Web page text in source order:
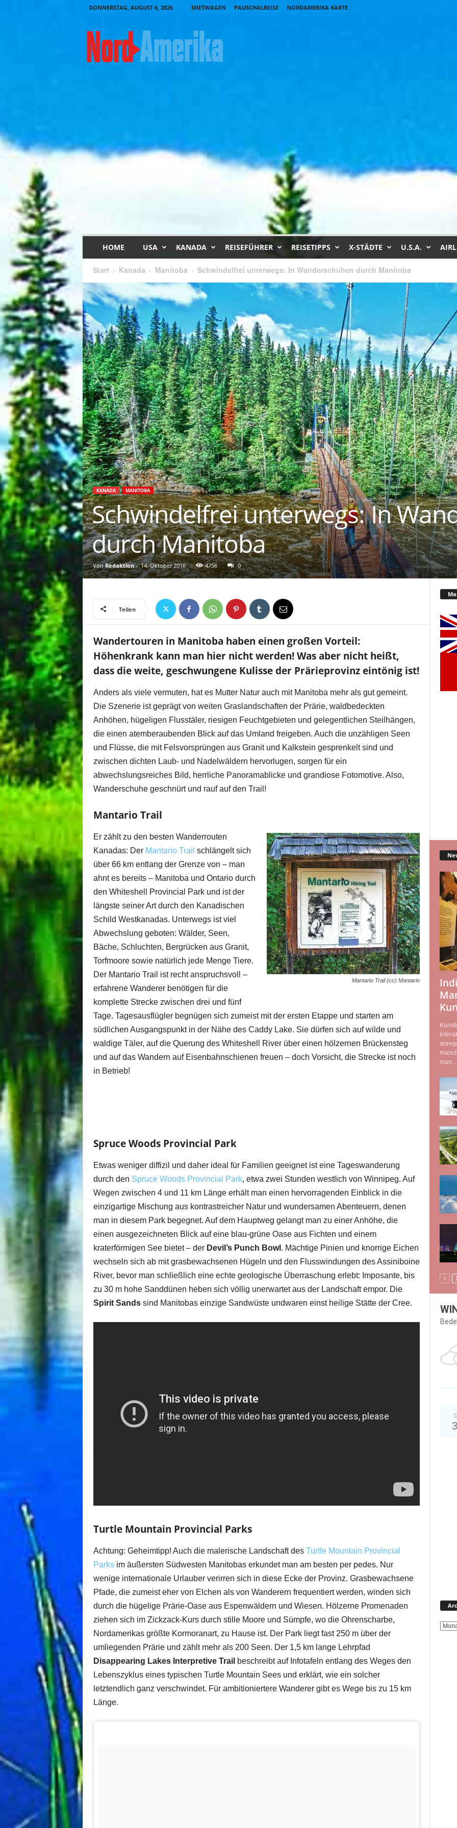
DONNERSTAG, AUGUST 6, 2026 MIETWAGEN PAUSCHALREISE NORDAMERIKA KARTE
HOME USA KANADA REISEFÜHRER REISETIPPS X-STÄDTE U.S.A.
Start Kanada Manitoba Schwindelfrei unterwegs: In Wanderschuhen durch Manitoba
KANADA MANITOBA
Schwindelfrei unterwegs: In
durch Manitoba
Von Redaktion- 14. Oktober 2016 4756 0
Teilen
Wandertouren in Manitoba haben einen großen Vorteil:
Höhenkrank kann man hier nicht werden! Was aber nicht heißt,
dass die weite, geschwungene Kulisse der Prärieprovinz eintönig ist!
Anders als viele vermuten, hat es Mutter Natur auch mit Manitoba mehr als gut gemeint.
Die Szenerie ist geprägt von weiten Graslandschaften der Prärie, waldbedeckten
Anhöhen, hügeligen Flusstäler, riesigen Feuchtgebieten und gelegentlichen Steilhängen,
die einen atemberaubenden Blick auf das Umland freigeben. Auch die unzähligen Seen
und Flüsse, die mit Felsvorsprüngen aus Granit und Kalkstein gesprenkelt sind und
zwischen dichten Laub- und Nadelwäldern hervorlugen, sorgen für ein
abwechslungsreiches Bild, herrliche Panoramablicke und grandiose Fotomotive. Also,
Wanderschuhe geschnürt und rauf auf den Trail!
Mantario Trail
Mantario Trail (cc) Mantario
Er zählt zu den besten Wanderrouten
Kanadas: Der Mantario Trail schlängelt sich
über 66 km entlang der Grenze von – man
ahnt es bereits – Manitoba und Ontario durch
den Whiteshell Provincial Park und ist der
längste seiner Art durch den Kanadischen
Schild Westkanadas. Unterwegs ist viel
Abwechslung geboten: Wälder, Seen,
Bäche, Schluchten, Bergrücken aus Granit,
Torfmoore sowie natürlich jede Menge Tiere.
Der Mantario Trail ist recht anspruchsvoll –
erfahrene Wanderer benötigen für die
komplette Strecke zwischen drei und fünf
Tage. Tagesausflügler begnügen sich zumeist mit der ersten Etappe und starten am
südlichen Ausgangspunkt in der Nähe des Caddy Lake. Sie dürfen sich auf wilde und
waldige Täler, auf die Querung des Whiteshell River über einen hölzernen Brückensteg
und auf das Wandern auf Eisenbahnschienen freuen – doch Vorsicht, die Strecke ist noch
in Betrieb!
Spruce Woods Provincial Park
Etwas weniger diffizil und daher ideal für Familien geeignet ist eine Tageswanderung
durch den Spruce Woods Provincial Park, etwa zwei Stunden westlich von Winnipeg. Auf
Wegen zwischen 4 und 11 km Länge erhält man einen hervorragenden Einblick in die
einzigartige Mischung aus kontrastreicher Natur und wundersamen Abenteuern, denen
man in diesem Park begegnet. Auf dem Hauptweg gelangt man zu einer Anhöhe, die
einen ausgezeichneten Blick auf eine blau-grüne Oase aus Fichten und einem
kraterförmigen See bietet – der Devil’s Punch Bowl . Mächtige Pinien und knorrige Eichen
wechseln sich ab mit grasbewachsenen Hügeln und den Flusswindungen des Assiniboine
River, bevor man schließlich eine echte geologische Überraschung erlebt: Imposante, bis
zu 30 m hohe Sanddünen heben sich völlig unerwartet aus der Landschaft empor. Die
Spirit Sandssind Manitobas einzige Sandwüste undwaren einst heilige Stätte der Cree.
Turtle Mountain Provincial Parks
Achtung: Geheimtipp! Auch die malerische Landschaft des Turtle Mountain Provincial
Parksim äußersten Südwesten Manitobas erkundet man am besten per pedes. Nur
wenige internationale Urlauber verirren sich in diese Ecke der Provinz. Grasbewachsene
Pfade, die zumeist eher von Elchen als von Wanderern frequentiert werden, winden sich
durch die hügelige Prärie-Oase aus Espenwäldern und Wiesen. Hölzerne Promenaden
ziehen sich im Zickzack-Kurs durch stille Moore und Sümpfe, wo die Ohrenscharbe,
Nordamerikas größte Kormoranart, zu Hause ist. Der Park liegt fast 250 m über der
umliegenden Prärie und zählt mehr als 200 Seen. Der 1,5 km lange Lehrpfad
Disappearing Lakes Interpretive Trail beschreibt auf Infotafeln entlang des Weges den
Lebenszyklus eines typischen Turtle Mountain Sees und erklärt, wie ein solcher
letztendlich ganz verschwindet. Für ambitioniertere Wanderer gibt es Wege bis zu 15 km
Länge.
man...